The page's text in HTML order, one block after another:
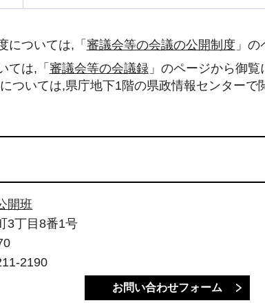
については,「 審議会等の会議の公開制度 」
ては,「 審議会等の会議録」のページから御覧
ついては,県庁地下1階の県政情報センターで
開班
3丁目8番1号
2190